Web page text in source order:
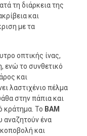
τη διάρκεια της
και
με τα
οπτικής ίνας,
ενώ το συνθετικό
και
λαστιχένιο πέλμα
στην πάπια και
κράτημα. Το BAM
αναζητούν ένα
και